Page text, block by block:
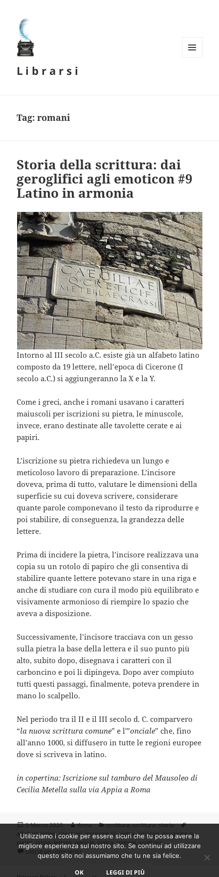
L i b r a r s i
Tag:romani
Storia della scrittura: dai
geroglifici agli emoticon #9
Latino in armonia
Intorno al III secolo a.C. esiste già un alfabeto latino
composto da 19 lettere, nell’epoca di Cicerone (I
secolo a.C.) si aggiungeranno la X e la Y.
Come i greci, anche i romani usavano i caratteri
maiuscoli per iscrizioni su pietra, le minuscole,
invece, erano destinate alle tavolette cerate e ai
papiri.
L’iscrizione su pietra richiedeva un lungo e
meticoloso lavoro di preparazione. L’incisore
doveva, prima di tutto, valutare le dimensioni della
superficie su cui doveva scrivere, considerare
quante parole componevano il testo da riprodurre e
poi stabilire, di conseguenza, la grandezza delle
lettere.
Prima di incidere la pietra, l’incisore realizzava una
copia su un rotolo di papiro che gli consentiva di
stabilire quante lettere potevano stare in una riga e
anche di studiare con cura il modo più equilibrato e
visivamente armonioso di riempire lo spazio che
aveva a disposizione.
Successivamente, l’incisore tracciava con un gesso
sulla pietra la base della lettera e il suo punto più
alto, subito dopo, disegnava i caratteri con il
carboncino e poi li dipingeva. Dopo aver compiuto
tutti questi passaggi, finalmente, poteva prendere in
mano lo scalpello.
Nel periodo tra il II e il III secolo d. C. comparvero
“la nuova scrittura comune” e l'”onciale” che, fino
all’anno 1000, si diffusero in tutte le regioni europee
dove si scriveva in latino.
in copertina: Iscrizione sul tamburo del Mausoleo di
Cecilia Metella sulla via Appia a Roma
Scritto
il
5 Marzo 2020 Autore
Anna Categorie
scrittura,scrittura: storia
Tag
alfabeto latino,caratteri,incisione su pietra,incisore,iscrizione su
pietra, latino,lettere onciale, pietra , romani, scrittura
Lascia un commentosu Storia della scrittura: dai geroglifici agli
Utilizziamo i cookie per essere sicuri che tu possa avere la
migliore esperienza sul nostro sito. Se continui ad utilizzare
questo sito noi assumiamo che tu ne sia felice.
OK LEGGI DI PIÙ